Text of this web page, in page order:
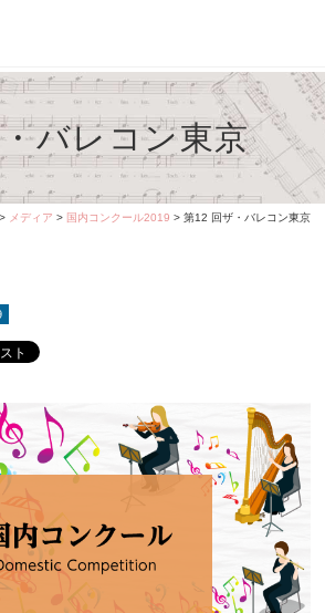
バレコン東京
> メディア > 国内コンクール2019 > 第12 回ザ・バレコン東京